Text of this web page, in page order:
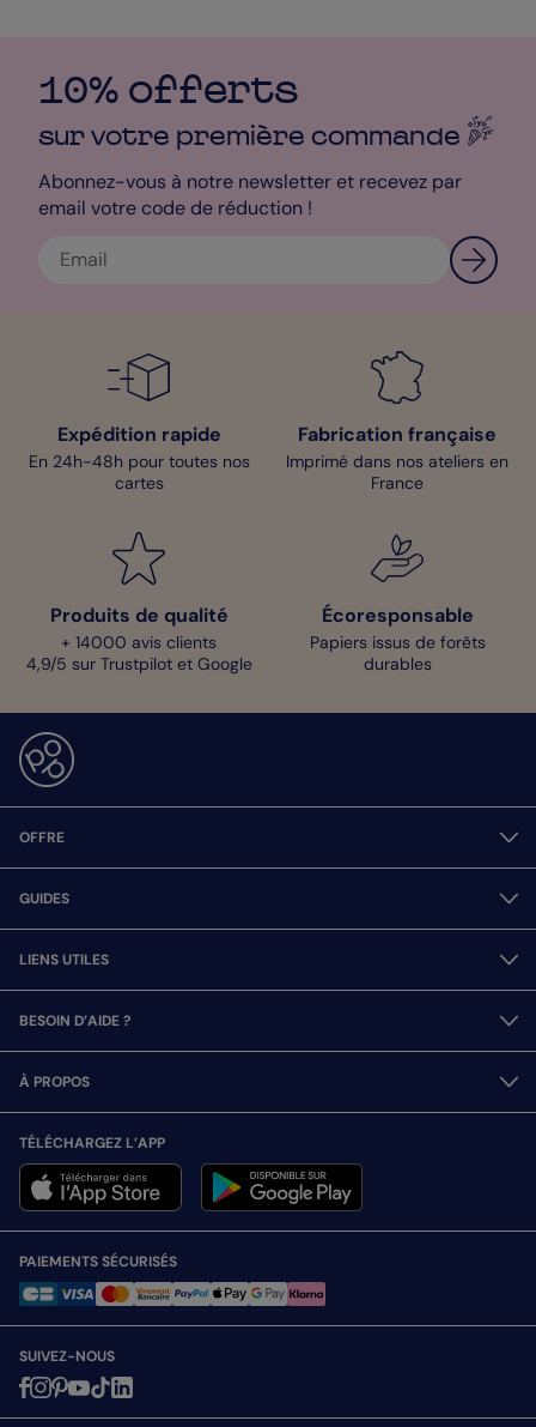
10% offerts
sur votre première commande
Abonnez-vous à notre newsletter et recevez par
email votre code de réduction !
Expédition rapide
En 24h-48h pour toutes nos
cartes
Fabrication française
Imprimé dans nos ateliers en
France
Produits de qualité
+ 14000 avis clients
4,9/5 sur Trustpilot et Google
Écoresponsable
Papiers issus de forêts
durables
OFFRE
GUIDES
LIENS UTILES
BESOIN D’AIDE ?
À PROPOS
TÉLÉCHARGEZ L’APP
PAIEMENTS SÉCURISÉS
SUIVEZ-NOUS